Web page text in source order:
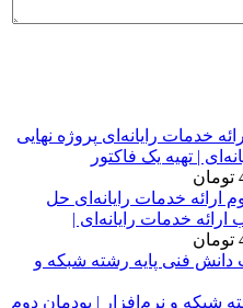
پروژه نهایی
| تهیه یک فاکتور
تومان
حل
خدمات رایانه‌ای |
تومان
شبکه و نرم‌افزار | پودمان دوم